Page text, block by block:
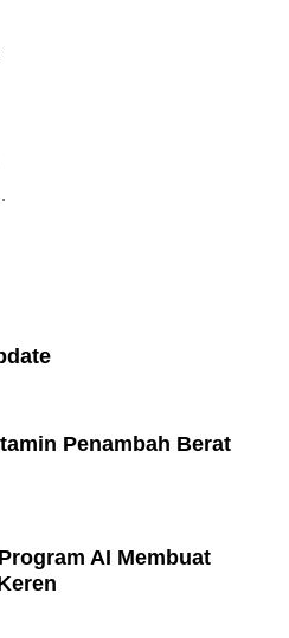
Penambah Berat
AI Membuat